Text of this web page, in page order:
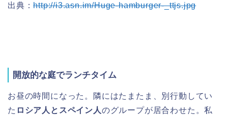
出典：http://i3.asn.im/Huge-hamburger-_ttjs.jpg
開放的な庭でランチタイム
お昼の時間になった。隣にはたまたま、別行動してい
た ロシア人とスペイン人のグループが居合わせた。私